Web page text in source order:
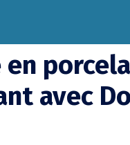
en
avec